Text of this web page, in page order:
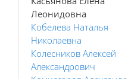
Леонидовна
Кобелева Наталья
Николаевна
Колесников Алексей
Александрович